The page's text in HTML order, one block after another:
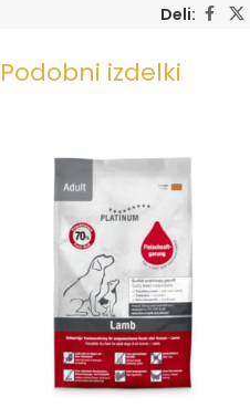
Deli:
Podobni izdelki